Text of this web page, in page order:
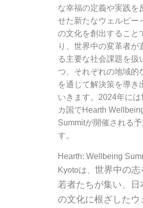
な幸福の定義や実践を
せた新たなウェルビー
の文化を創出すること
り、世界中の変革者が
る主要な社会課題を扱
つ、それぞれの地域的
を通じて解決策を導き
いきます。2024年には
カ国でHearth
Summitが開催される
す。
Hearth: Wellbeing
Kyotoは、 世界中の志
若者たちが集い、
日
の文化に根ざしたウ